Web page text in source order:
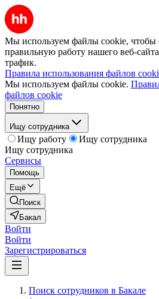
Мы используем файлы cookie, чтобы
правильную работу нашего веб-
трафик.
Правила использования файлов
Мы используем файлы cookie.
файлов cookie
Понятно
Ищу сотрудника
Ищу работу
Ищу сотрудника
Ищу сотрудника
Сервисы
Помощь
Ещё
Поиск
Бакал
Войти
Войти
Зарегистрироваться
Поиск сотрудников в Бакале